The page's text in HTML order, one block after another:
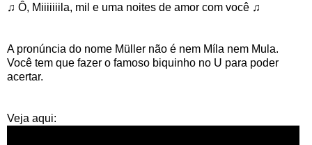
♫ Ô, Miiiiiiila, mil e uma noites de amor com você ♫
A pronúncia do nome Müller não é nem Míla nem Mula.
Você tem que fazer o famoso biquinho no U para poder
acertar.
Veja aqui: